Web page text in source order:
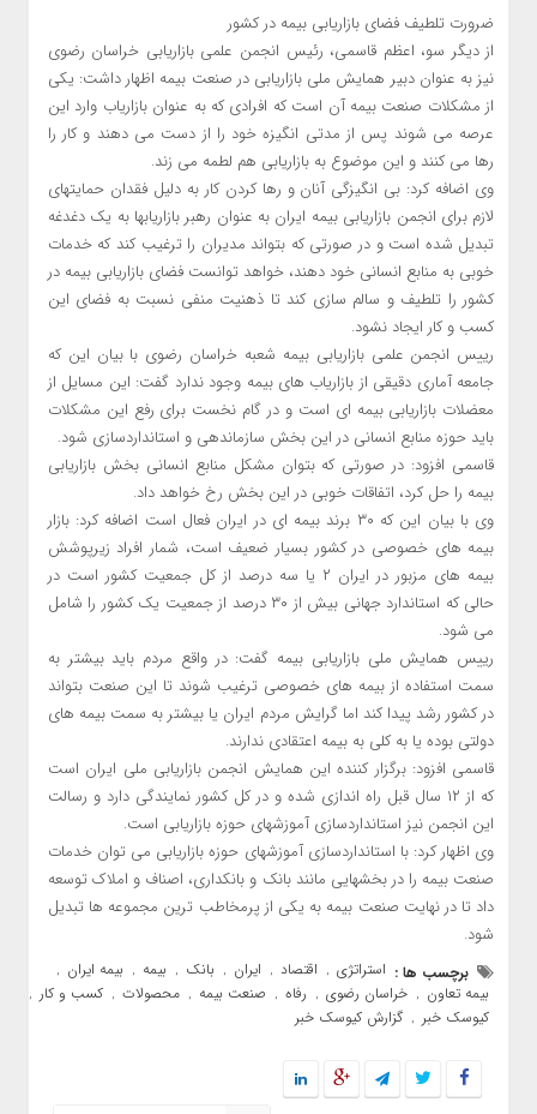
ضرورت تلطیف فضای بازاریابی بیمه در کشور
از دیگر سو، اعظم قاسمی، رئیس انجمن علمی بازاریابی خراسان رضوی
نیز به عنوان دبیر همایش ملی بازاریابی در صنعت بیمه اظهار داشت: یکی
از مشکلات صنعت بیمه آن است که افرادی که به عنوان بازاریاب وارد این
عرصه می شوند پس از مدتی انگیزه خود را از دست می دهند و کار را
رها می کنند و این موضوع به بازاریابی هم لطمه می زند.
وی اضافه کرد: بی انگیزگی آنان و رها کردن کار به دلیل فقدان حمایتهای
لازم برای انجمن بازاریابی بیمه ایران به عنوان رهبر بازاریابها به یک دغدغه
تبدیل شده است و در صورتی که بتواند مدیران را ترغیب کند که خدمات
خوبی به منابع انسانی خود دهند، خواهد توانست فضای بازاریابی بیمه در
کشور را تلطیف و سالم سازی کند تا ذهنیت منفی نسبت به فضای این
کسب و کار ایجاد نشود.
رییس انجمن علمی بازاریابی بیمه شعبه خراسان رضوی با بیان این که
جامعه آماری دقیقی از بازاریاب های بیمه وجود ندارد گفت: این مسایل از
معضلات بازاریابی بیمه ای است و در گام نخست برای رفع این مشکلات
باید حوزه منابع انسانی در این بخش سازماندهی و استانداردسازی شود.
قاسمی افزود: در صورتی که بتوان مشکل منابع انسانی بخش بازاریابی
بیمه را حل کرد، اتفاقات خوبی در این بخش رخ خواهد داد.
وی با بیان این که ۳۰ برند بیمه ای در ایران فعال است اضافه کرد: بازار
بیمه های خصوصی در کشور بسیار ضعیف است، شمار افراد زیرپوشش
بیمه های مزبور در ایران ۲ یا سه درصد از کل جمعیت کشور است در
حالی که استاندارد جهانی بیش از ۳۰ درصد از جمعیت یک کشور را شامل
می شود.
رییس همایش ملی بازاریابی بیمه گفت: در واقع مردم باید بیشتر به
سمت استفاده از بیمه های خصوصی ترغیب شوند تا این صنعت بتواند
در کشور رشد پیدا کند اما گرایش مردم ایران یا بیشتر به سمت بیمه های
دولتی بوده یا به کلی به بیمه اعتقادی ندارند.
قاسمی افزود: برگزار کننده این همایش انجمن بازاریابی ملی ایران است
که از ۱۲ سال قبل راه اندازی شده و در کل کشور نمایندگی دارد و رسالت
این انجمن نیز استانداردسازی آموزشهای حوزه بازاریابی است.
وی اظهار کرد: با استانداردسازی آموزشهای حوزه بازاریابی می توان خدمات
صنعت بیمه را در بخشهایی مانند بانک و بانکداری، اصناف و املاک توسعه
داد تا در نهایت صنعت بیمه به یکی از پرمخاطب ترین مجموعه ها تبدیل
شود.
برچسب ها : استراتژی , اقتصاد , ایران , بانک , بیمه , بیمه ایران ,
بیمه تعاون , خراسان رضوی , رفاه , صنعت بیمه , محصولات , کسب و کار ,
کیوسک خبر , گزارش کیوسک خبر